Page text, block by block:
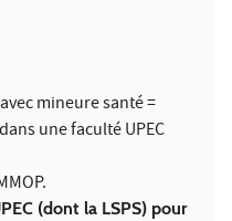
mineure santé =
une faculté UPEC
(dont la LSPS) pour